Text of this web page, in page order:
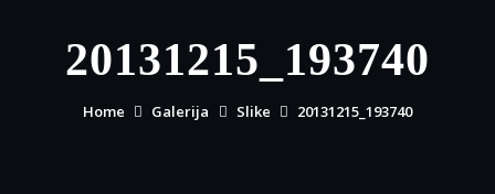
20131215_193740
Home Galerija Slike 20131215_193740